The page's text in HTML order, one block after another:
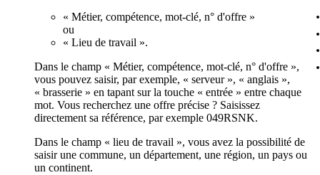
« Métier, compétence, mot-clé, n° d'offre »
ou
« Lieu de travail ».
Dans le champ « Métier, compétence, mot-clé, n° d'offre »,
vous pouvez saisir, par exemple, « serveur », « anglais »,
« brasserie » en tapant sur la touche « entrée » entre chaque
mot. Vous recherchez une offre précise ? Saisissez
directement sa référence, par exemple 049RSNK.
Dans le champ « lieu de travail », vous avez la possibilité de
saisir une commune, un département, une région, un pays ou
un continent.